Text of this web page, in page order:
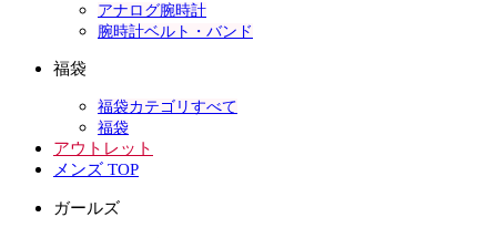
アナログ腕時計
腕時計ベルト・バンド
福袋
福袋カテゴリすべて
福袋
アウトレット
メンズ TOP
ガールズ